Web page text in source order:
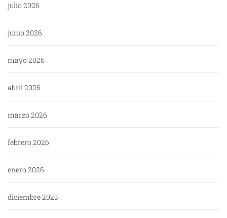
julio 2026
junio 2026
mayo 2026
abril 2026
marzo 2026
febrero 2026
enero 2026
diciembre 2025